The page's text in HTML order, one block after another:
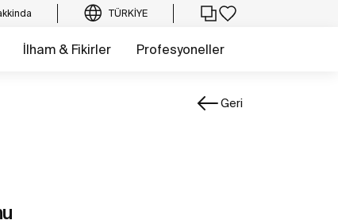
TÜRKIYE
İlham & Fikirler Profesyoneller
Geri